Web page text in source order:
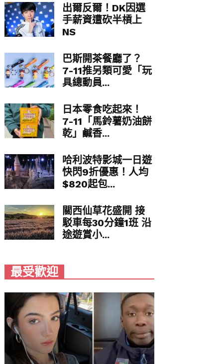
出爾反爾！DK因選
手薪資遭砍半槓上
NS
巴斯開茶餐廳了？
7-11推另類可愛「玩
具總動員...
日本零食吃起來！
7-11「馬鈴薯奶油餅
乾」鹹香...
哈利波特影城一日遊
快閃9折優惠！人均
$820起包...
關西仙草花盛開 接
駁車每30分鐘1班 沿
途遊賞小...
最受歡迎